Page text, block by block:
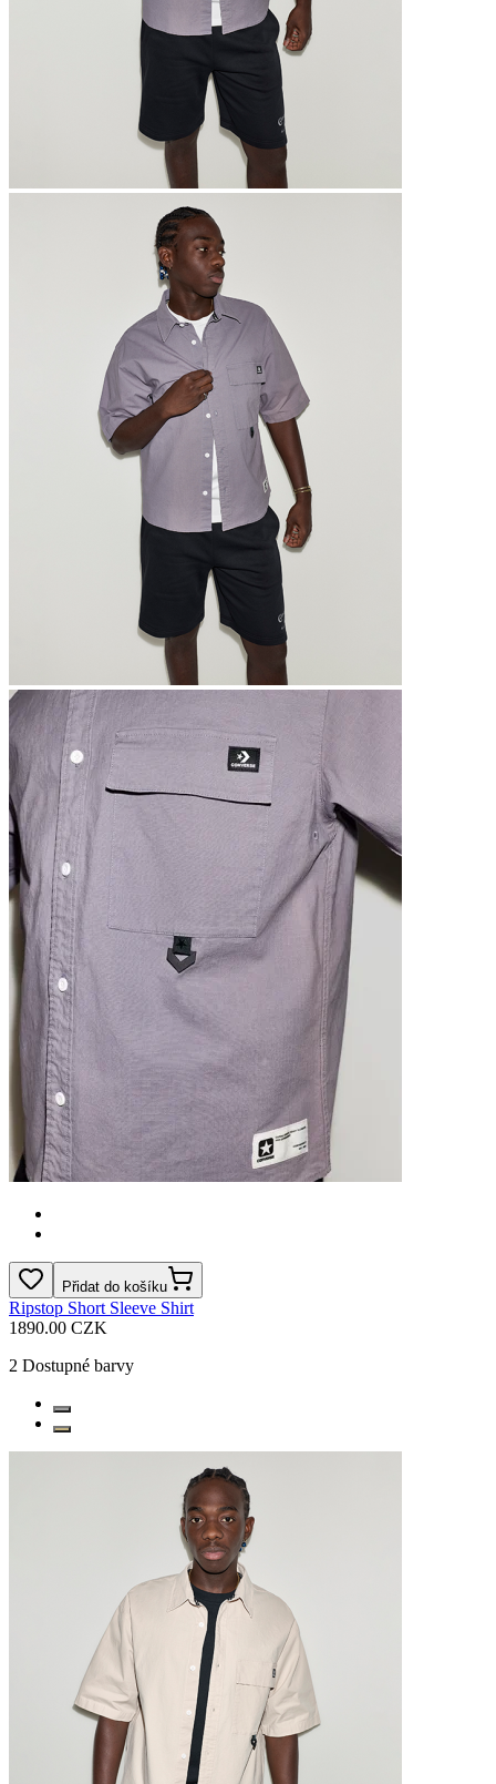
Přidat do košíku
Ripstop Short Sleeve Shirt
1890.00 CZK
2 Dostupné barvy